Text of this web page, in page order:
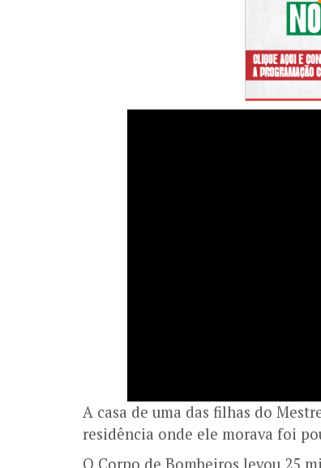
A casa de uma das filhas do
residência onde ele morava foi
O Corpo de Bombeiros levou 25